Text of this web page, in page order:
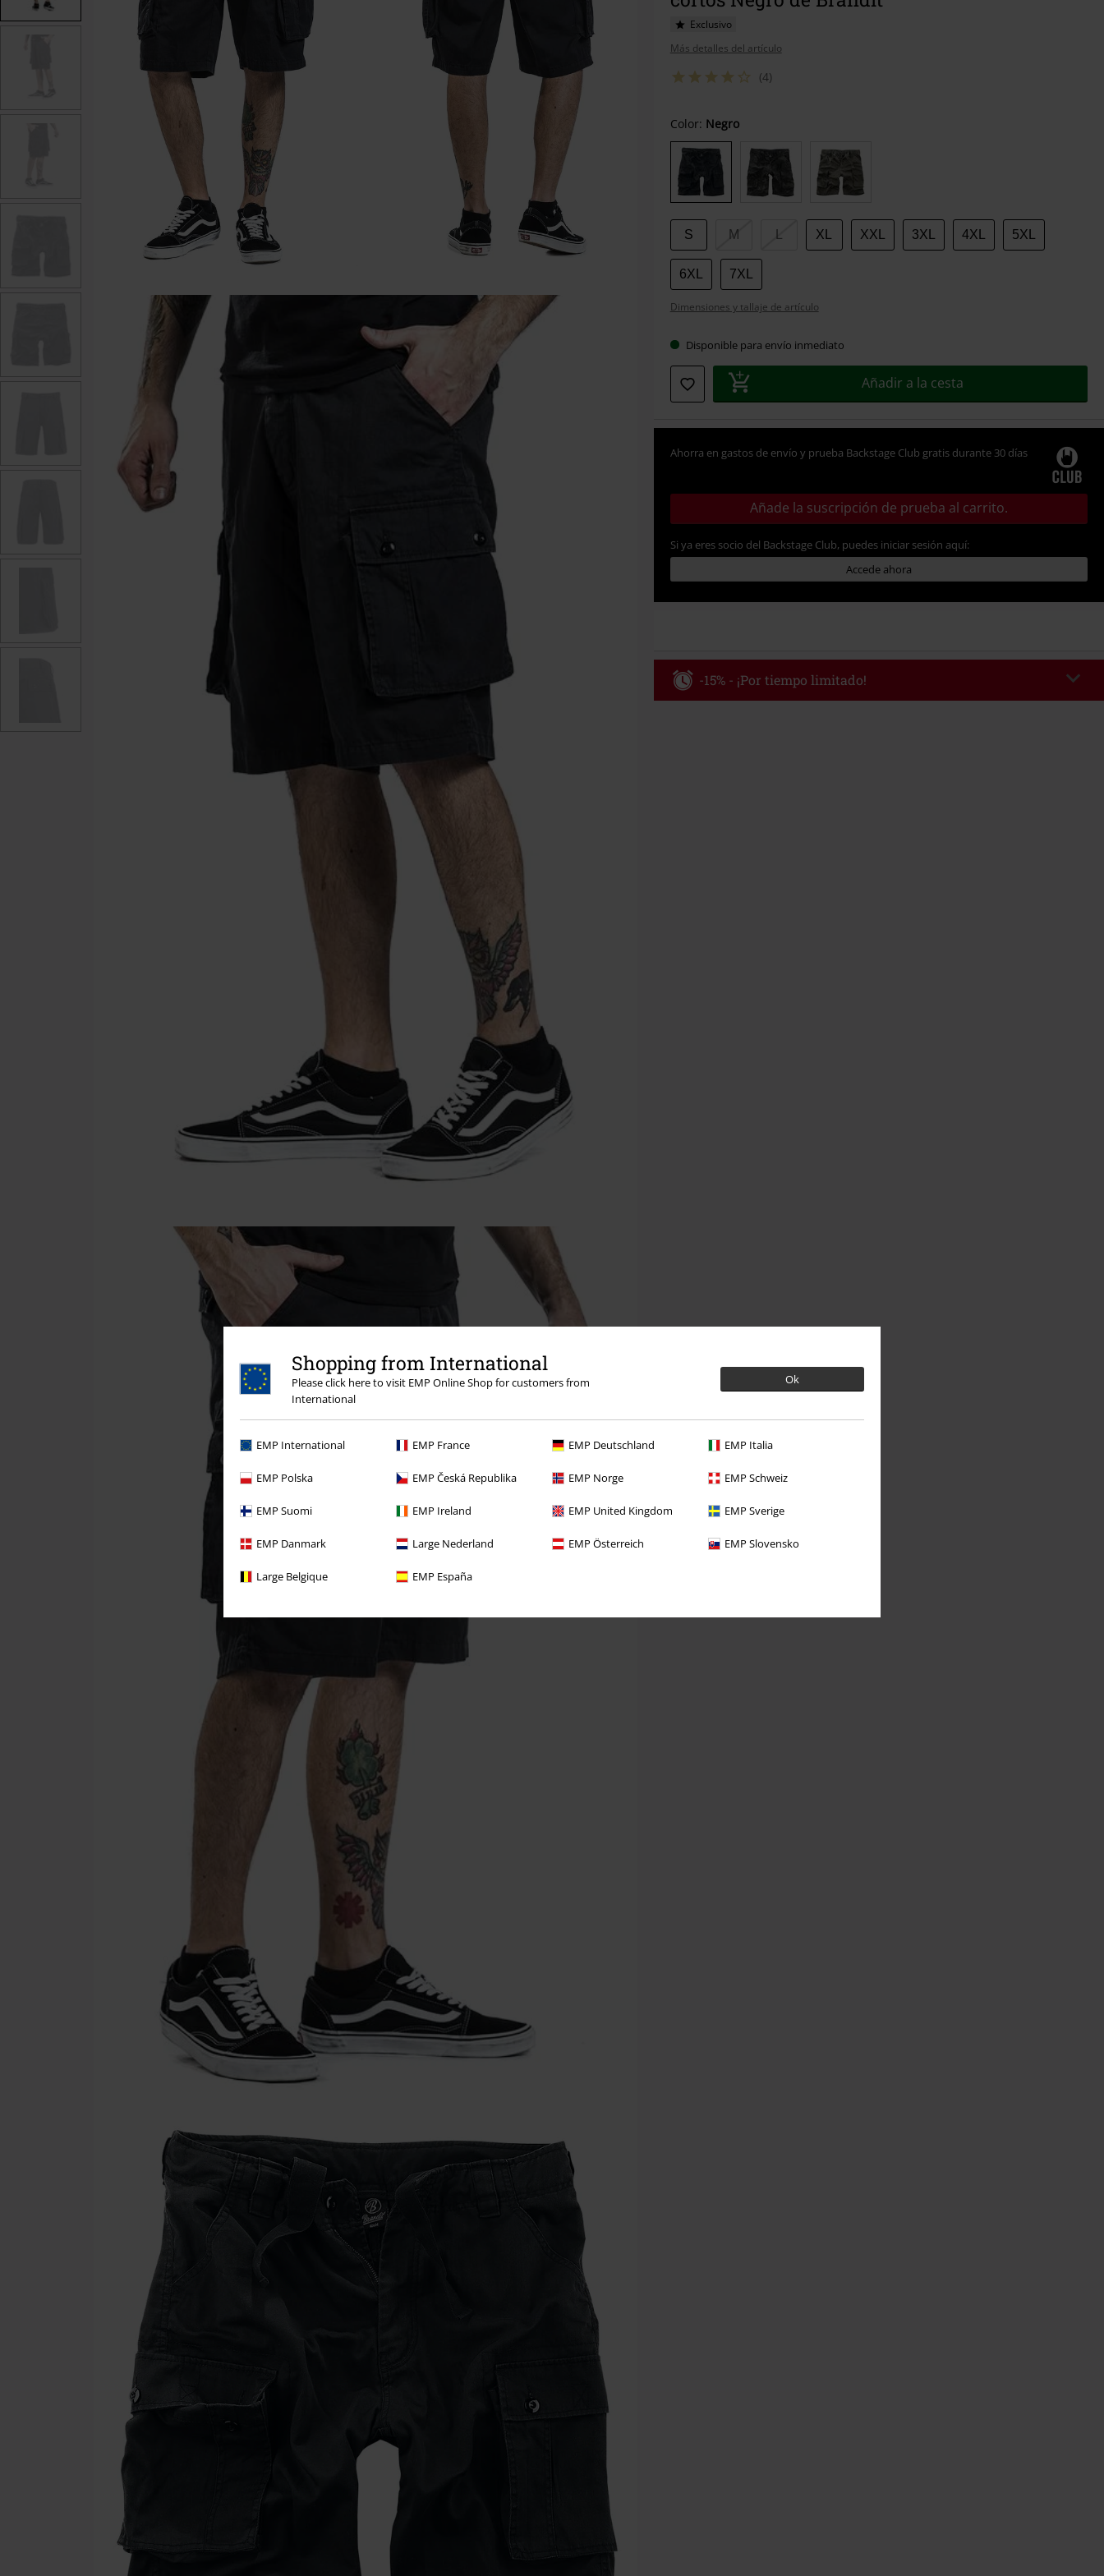
Shopping from International
Please click here to visit EMP Online Shop for customers from
International
Ok
EMP International EMP France EMP Deutschland EMP Italia
EMP Polska EMP Česká Republika EMP Norge EMP Schweiz
EMP Suomi EMP Ireland EMP United Kingdom EMP Sverige
EMP Danmark Large Nederland EMP Österreich EMP Slovensko
Large Belgique EMP España
Exclusivo
Más detalles del artículo
(4)
Elige
tu
talla
Color: Negro
S M XL XXL 3XL 4XL 5XL
6XL 7XL
Dimensiones y tallaje de artículo
Disponible para envío inmediato
Añadir a la cesta
Ahorra en gastos de envío y prueba Backstage Club gratis durante 30 días
Añade la suscripción de prueba al carrito.
Si ya eres socio del Backstage Club, puedes iniciar sesión aquí:
Accede ahora
-15% - ¡Por tiempo limitado!